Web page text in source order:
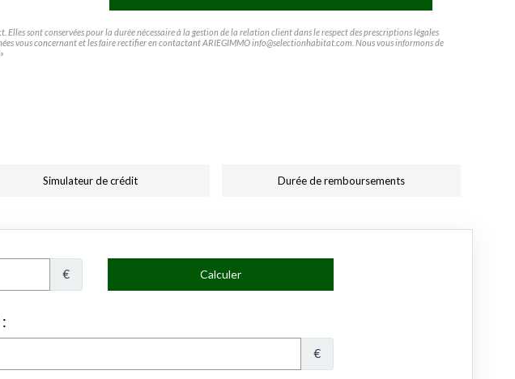
sont conservées pour la durée nécessaire à la gestion de la relation client dans le respect des prescriptions légales
vous concernant et les faire rectifier en contactant ARIEGIMMO info@selectionhabitat.com. Nous vous informons de
Simulateur de crédit Durée de remboursements